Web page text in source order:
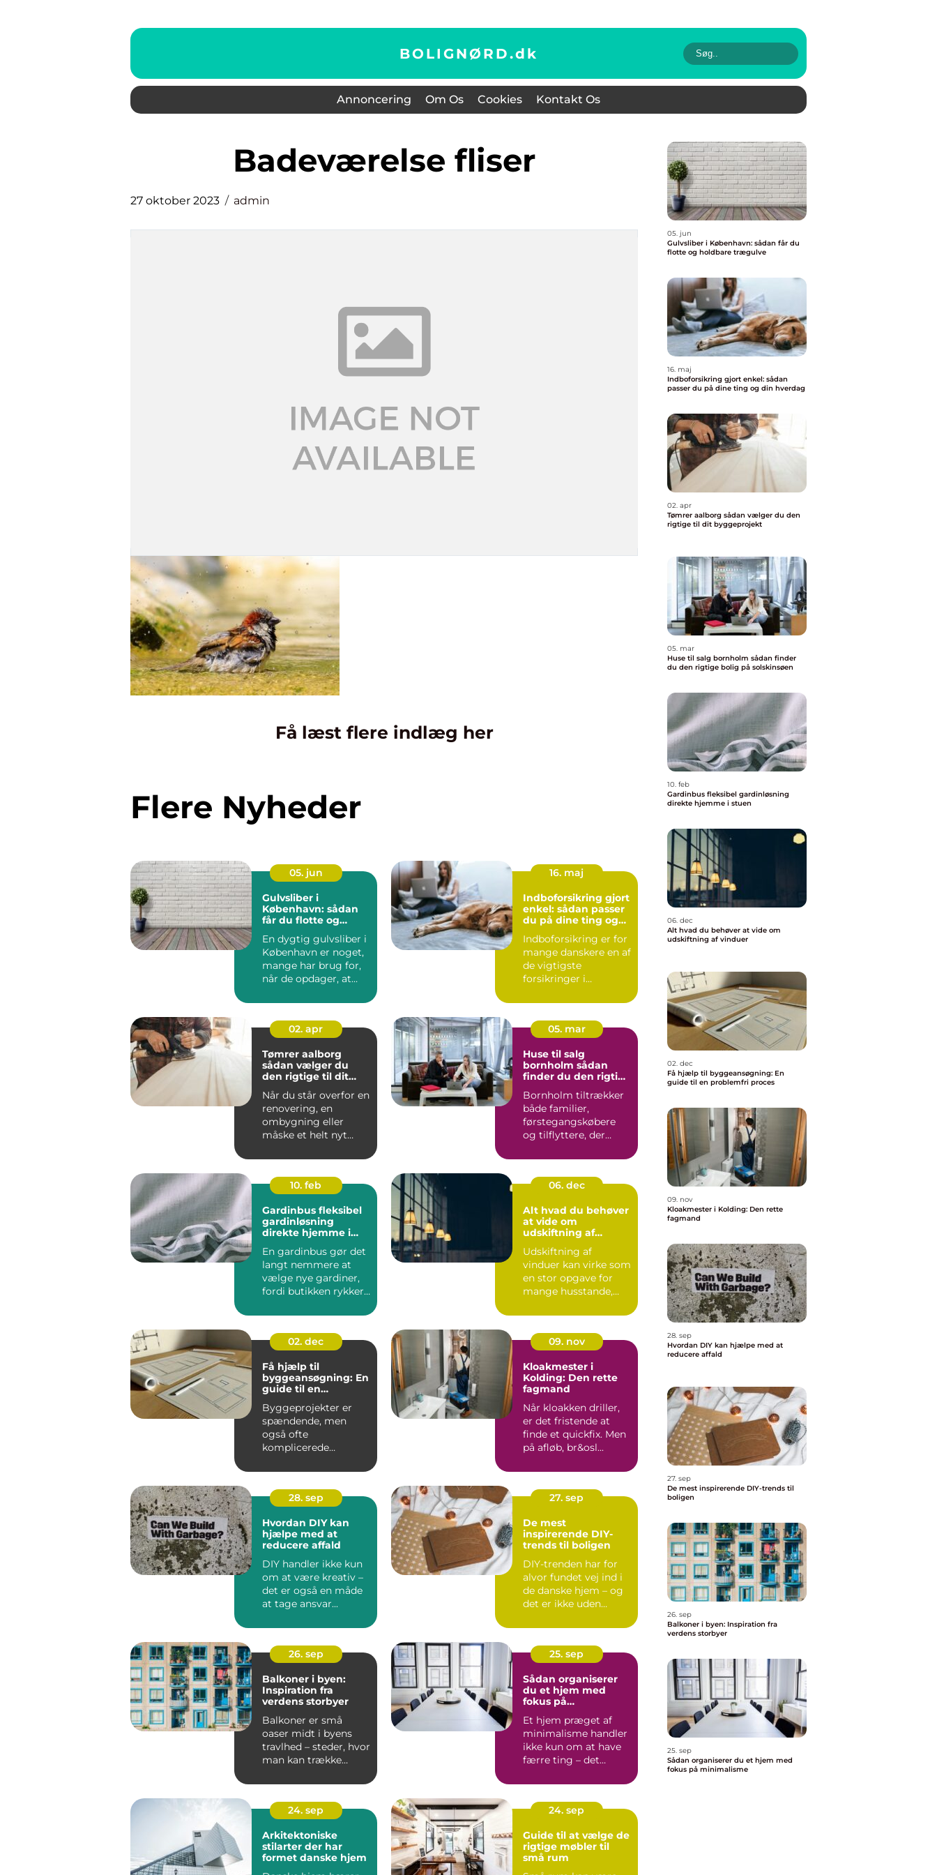
BOLIGNØRD.dk
Annoncering Om Os Cookies Kontakt Os
badeværelse fliser
27 oktober 2023 admin
Få læst flere indlæg her
Flere Nyheder
05. jun
Gulvsliber i
København: sådan
får du flotte og
En dygtig gulvsliber i
København er noget,
mange har brug for,
når de opdager, at
16. maj
Indboforsikring gjort
enkel: sådan passer
du på dine ting og
Indboforsikring er for
mange danskere en af
de vigtigste
forsikringer i
beskytt...
02. apr
Tømrer aalborg
sådan vælger du
den rigtige til dit
Når du står overfor en
renovering, en
ombygning eller
måske et helt nyt
tømrer...
05. mar
Huse til salg
bornholm sådan
finder du den rigtige
Bornholm tiltrækker
både familier,
førstegangskøbere
og tilflyttere, der
til hav, ...
10. feb
Gardinbus fleksibel
gardinløsning
direkte hjemme i
En gardinbus gør det
langt nemmere at
vælge nye gardiner,
fordi butikken rykker
06. dec
Alt hvad du behøver
at vide om
udskiftning af
Udskiftning af
vinduer kan virke som
en stor opgave for
mange husstande,
investering, ...
02. dec
Få hjælp til
byggeansøgning: En
guide til en
Byggeprojekter er
spændende, men
også ofte
komplicerede
indebærer e...
09. nov
Kloakmester i
Kolding: Den rette
fagmand
Når kloakken driller,
er det fristende at
finde et quickfix. Men
på afløb, br&osl...
28. sep
Hvordan DIY kan
hjælpe med at
reducere affald
DIY handler ikke kun
om at være kreativ –
det er også en måde
at tage ansvar...
27. sep
De mest
inspirerende DIY-
trends til boligen
DIY-trenden har for
alvor fundet vej ind i
de danske hjem – og
det er ikke uden
26. sep
Balkoner i byen:
Inspiration fra
verdens storbyer
Balkoner er små
oaser midt i byens
travlhed – steder, hvor
man kan trække
25. sep
Sådan organiserer
du et hjem med
fokus på
Et hjem præget af
minimalisme handler
ikke kun om at have
færre ting – det
24. sep
Arkitektoniske
stilarter der har
formet danske hjem
24. sep
Guide til at vælge de
rigtige møbler til
små rum
05. jun
Gulvsliber i København: sådan får du
flotte og holdbare trægulve
16. maj
Indboforsikring gjort enkel: sådan
passer du på dine ting og din hverdag
02. apr
Tømrer aalborg sådan vælger du den
rigtige til dit byggeprojekt
05. mar
Huse til salg bornholm sådan finder
du den rigtige bolig på solskinsøen
10. feb
Gardinbus fleksibel gardinløsning
direkte hjemme i stuen
06. dec
Alt hvad du behøver at vide om
udskiftning af vinduer
02. dec
Få hjælp til byggeansøgning: En
guide til en problemfri proces
09. nov
Kloakmester i Kolding: Den rette
fagmand
28. sep
Hvordan DIY kan hjælpe med at
reducere affald
27. sep
De mest inspirerende DIY-trends til
boligen
26. sep
Balkoner i byen: Inspiration fra
verdens storbyer
25. sep
Sådan organiserer du et hjem med
fokus på minimalisme